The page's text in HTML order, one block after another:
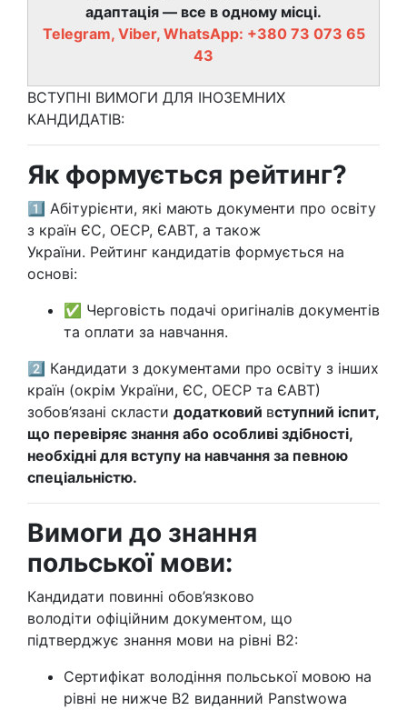
адаптація — все в одному місці.
Telegram, Viber, WhatsApp: +380 73 073 65
43
ВСТУПНІ ВИМОГИ ДЛЯ ІНОЗЕМНИХ
КАНДИДАТІВ:
Як формується рейтинг?
1️⃣ Абітурієнти, які мають документи про освіту
з країн ЄС, ОЕСР, ЄАВТ, а також
України. Рейтинг кандидатів формується на
основі:
✅ Черговість подачі оригіналів документів
та оплати за навчання.
2️⃣ Кандидати з документами про освіту з інших
країн (окрім України, ЄС, ОЕСР та ЄАВТ)
зобов’язані скласти додатковий вступний іспит,
що перевіряє знання або особливі здібності,
необхідні для вступу на навчання за певною
спеціальністю.
Вимоги до знання
польської мови:
Кандидати повинні обов’язково
володіти офіційним документом, що
підтверджує знання мови на рівні B2:
Сертифікат володіння польської мовою на
рівні не нижче В2 виданний Panstwowa